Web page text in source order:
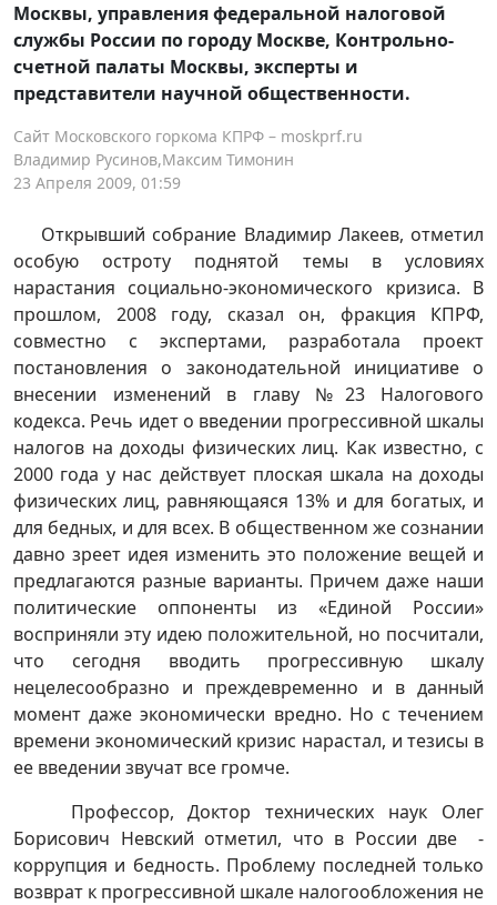
Москвы, управления федеральной налоговой
службы России по городу Москве, Контрольно-
счетной палаты Москвы, эксперты и
представители научной общественности.
Сайт Московского горкома КПРФ – moskprf.ru
Владимир Русинов,Максим Тимонин
23 Апреля 2009, 01:59
Открывший собрание Владимир Лакеев, отметил
особую остроту поднятой темы в условиях
нарастания социально-экономического кризиса. В
прошлом, 2008 году, сказал он, фракция КПРФ,
совместно с экспертами, разработала проект
постановления о законодательной инициативе о
внесении изменений в главу №23 Налогового
кодекса. Речь идет о введении прогрессивной шкалы
налогов на доходы физических лиц. Как известно, с
2000 года у нас действует плоская шкала на доходы
физических лиц, равняющаяся 13% и для богатых, и
для бедных, и для всех. В общественном же сознании
давно зреет идея изменить это положение вещей и
предлагаются разные варианты. Причем даже наши
политические оппоненты из «Единой России»
восприняли эту идею положительной, но посчитали,
что сегодня вводить прогрессивную шкалу
нецелесообразно и преждевременно и в данный
момент даже экономически вредно. Но с течением
времени экономический кризис нарастал, и тезисы в
ее введении звучат все громче.
Профессор, Доктор технических наук Олег
Борисович Невский отметил, что в России две -
коррупция и бедность. Проблему последней только
возврат к прогрессивной шкале налогообложения не